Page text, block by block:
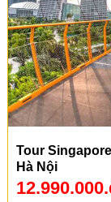
Tour
Hà Nội